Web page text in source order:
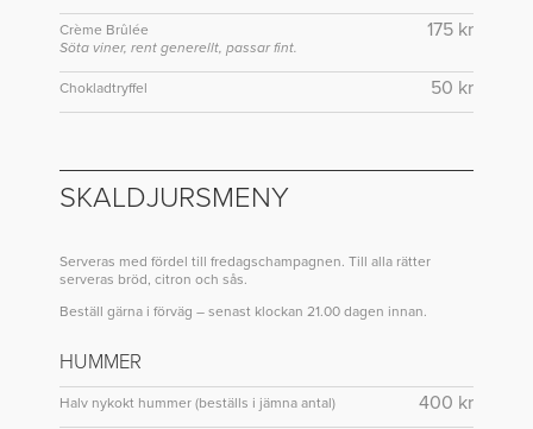
175 kr
Crème Brûlée
Söta viner, rent generellt, passar fint.
50 kr
Chokladtryffel
SKALDJURSMENY
Serveras med fördel till fredagschampagnen. Till alla rätter
serveras bröd, citron och sås.
Beställ gärna i förväg – senast klockan 21.00 dagen innan.
HUMMER
400 kr
Halv nykokt hummer (beställs i jämna antal)